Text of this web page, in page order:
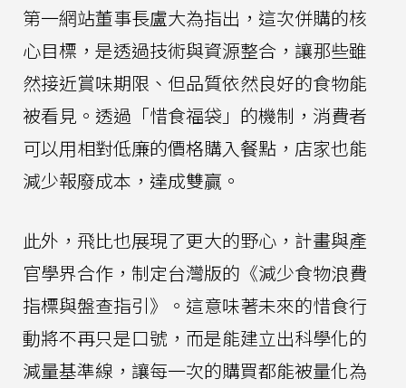
第一網站董事長盧大為指出，這次併購的核
心目標，是透過技術與資源整合，讓那些雖
然接近賞味期限、但品質依然良好的食物能
被看見。透過「惜食福袋」的機制，消費者
可以用相對低廉的價格購入餐點，店家也能
減少報廢成本，達成雙贏。
此外，飛比也展現了更大的野心，計畫與產
官學界合作，制定台灣版的《減少食物浪費
指標與盤查指引》。這意味著未來的惜食行
動將不再只是口號，而是能建立出科學化的
減量基準線，讓每一次的購買都能被量化為